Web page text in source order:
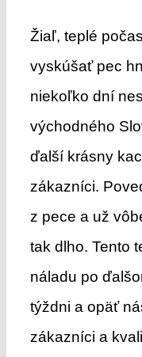
Žiaľ, teplé
vyskúšať pec
niekoľko dní
východného
ďalší krásny
zákazníci.
z pece a už
tak dlho. Tento
náladu po
týždni a opäť
zákazníci a